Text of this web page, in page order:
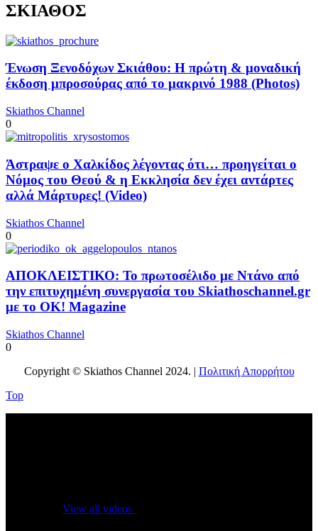
ΣΚΙΑΘΟΣ
Ένωση Ξενοδόχων Σκιάθου: Η πρώτη & μοναδική
έκδοση μπροσούρας από το μακρινό 1988 (Photos)
Skiathos Channel
0
Άστραψε ο Χαλκίδος λέγοντας ότι… προηγείται ο
Νόμος του Θεού & η Εκκλησία δεν έχει αντάρτες
αλλά Μάρτυρες! (Video)
Skiathos Channel
0
ΑΠΟΚΛΕΙΣΤΙΚΟ: Το πρωτοσέλιδο με Ντάνο από
την επιτυχημένη συνεργασία του Skiathoschannel.gr
με το OK! Magazine
Skiathos Channel
0
Copyright © Skiathos Channel 2024. | Πολιτική Απορρήτου
Top
View all videos